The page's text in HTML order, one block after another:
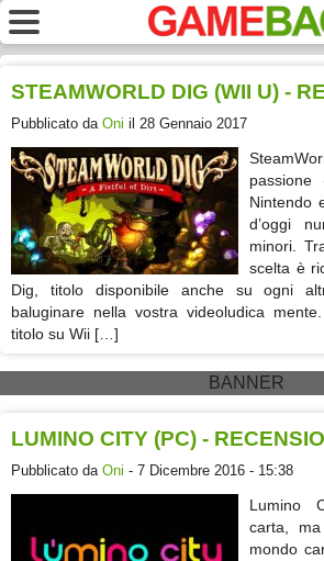
STEAMWORLD DIG (WII U) -
Pubblicato da Oni il 28 Gennaio 2017
Nintendo
d’oggi
minori.
scelta è
Dig, titolo disponibile anche su ogni
baluginare nella vostra videoludica
titolo su Wii […]
BANNER
LUMINO CITY (PC) -
Pubblicato da Oni - 7 Dicembre 2016 - 15:38
Lumino
carta,
mondo